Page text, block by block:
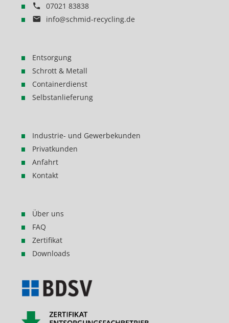
07021 83838
info@schmid-recycling.de
Entsorgung
Schrott & Metall
Containerdienst
Selbstanlieferung
Industrie- und Gewerbekunden
Privatkunden
Anfahrt
Kontakt
Über uns
FAQ
Zertifikat
Downloads